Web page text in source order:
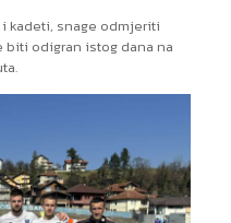
kadeti, snage odmjeriti
biti odigran istog dana na